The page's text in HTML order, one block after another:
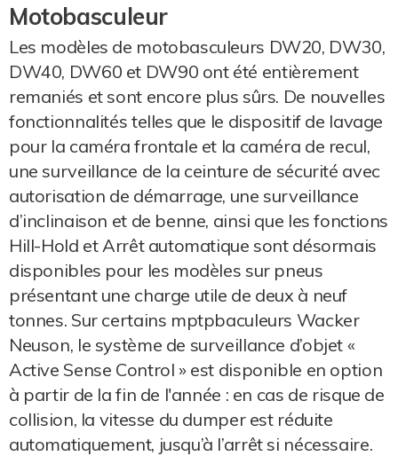
Motobasculeur
Les modèles de motobasculeurs DW20, DW30,
DW40, DW60 et DW90 ont été entièrement
remaniés et sont encore plus sûrs. De nouvelles
fonctionnalités telles que le dispositif de lavage
pour la caméra frontale et la caméra de recul,
une surveillance de la ceinture de sécurité avec
autorisation de démarrage, une surveillance
d’inclinaison et de benne, ainsi que les fonctions
Hill-Hold et Arrêt automatique sont désormais
disponibles pour les modèles sur pneus
présentant une charge utile de deux à neuf
tonnes. Sur certains mptpbaculeurs Wacker
Neuson, le système de surveillance d’objet «
Active Sense Control » est disponible en option
à partir de la fin de l'année : en cas de risque de
collision, la vitesse du dumper est réduite
automatiquement, jusqu’à l’arrêt si nécessaire.